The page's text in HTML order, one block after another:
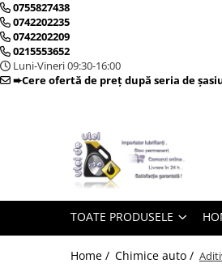
Toate Produsele
► Detailing si cosmetica
Intretinere interior
Curatare tapiterie auto
Curatare si intretinere piele
Plastice interioare
Intretinere exterior
0755827438
0742202235
0742202209
0215553652
Luni-Vineri 09:30-16:00
➨Cere ofertă de preț după seria de
TOATE PRODUSELE
Home / Chimice auto /